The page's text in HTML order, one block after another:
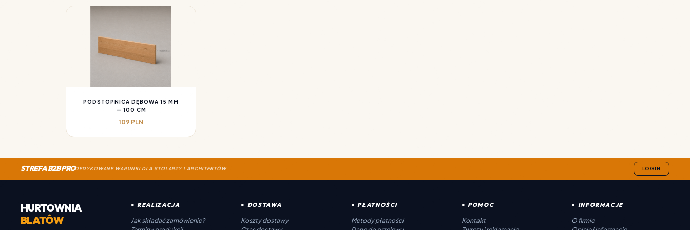
PODSTOPNICA DĘBOWA 15 MM
— 100 CM
109 PLN
STREFA B2B PRODEDYKOWANE WARUNKI DLA STOLARZY I ARCHITEKTÓW LOGIN
HURTOWNIA
BLATÓW
● REALIZACJA
Jak składać zamówienie?
● DOSTAWA
Koszty dostawy
● PŁATNOŚCI
Metody płatności
● POMOC
Kontakt
● INFORMACJE
O firmie